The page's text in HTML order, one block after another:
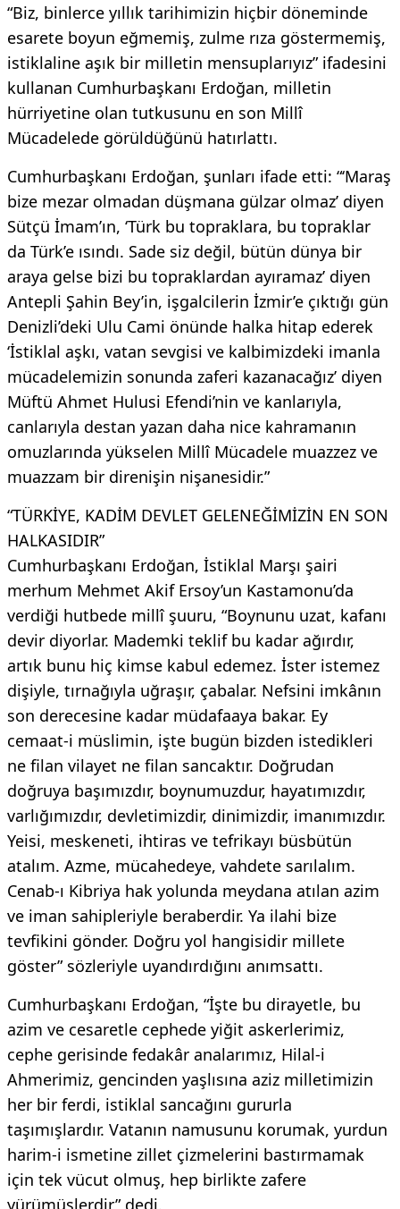
“Biz, binlerce yıllık tarihimizin hiçbir döneminde
esarete boyun eğmemiş, zulme rıza göstermemiş,
istiklaline aşık bir milletin mensuplarıyız” ifadesini
kullanan Cumhurbaşkanı Erdoğan, milletin
hürriyetine olan tutkusunu en son Millî
Mücadelede görüldüğünü hatırlattı.
Cumhurbaşkanı Erdoğan, şunları ifade etti: “‘Maraş
bize mezar olmadan düşmana gülzar olmaz’ diyen
Sütçü İmam’ın, ‘Türk bu topraklara, bu topraklar
da Türk’e ısındı. Sade siz değil, bütün dünya bir
araya gelse bizi bu topraklardan ayıramaz’ diyen
Antepli Şahin Bey’in, işgalcilerin İzmir’e çıktığı gün
Denizli’deki Ulu Cami önünde halka hitap ederek
‘İstiklal aşkı, vatan sevgisi ve kalbimizdeki imanla
mücadelemizin sonunda zaferi kazanacağız’ diyen
Müftü Ahmet Hulusi Efendi’nin ve kanlarıyla,
canlarıyla destan yazan daha nice kahramanın
omuzlarında yükselen Millî Mücadele muazzez ve
muazzam bir direnişin nişanesidir.”
“TÜRKİYE, KADİM DEVLET GELENEĞİMİZİN EN SON
HALKASIDIR”
Cumhurbaşkanı Erdoğan, İstiklal Marşı şairi
merhum Mehmet Akif Ersoy’un Kastamonu’da
verdiği hutbede millî şuuru, “Boynunu uzat, kafanı
devir diyorlar. Mademki teklif bu kadar ağırdır,
artık bunu hiç kimse kabul edemez. İster istemez
dişiyle, tırnağıyla uğraşır, çabalar. Nefsini imkânın
son derecesine kadar müdafaaya bakar. Ey
cemaat-i müslimin, işte bugün bizden istedikleri
ne filan vilayet ne filan sancaktır. Doğrudan
doğruya başımızdır, boynumuzdur, hayatımızdır,
varlığımızdır, devletimizdir, dinimizdir, imanımızdır.
Yeisi, meskeneti, ihtiras ve tefrikayı büsbütün
atalım. Azme, mücahedeye, vahdete sarılalım.
Cenab-ı Kibriya hak yolunda meydana atılan azim
ve iman sahipleriyle beraberdir. Ya ilahi bize
tevfikini gönder. Doğru yol hangisidir millete
göster” sözleriyle uyandırdığını anımsattı.
Cumhurbaşkanı Erdoğan, “İşte bu dirayetle, bu
azim ve cesaretle cephede yiğit askerlerimiz,
cephe gerisinde fedakâr analarımız, Hilal-i
Ahmerimiz, gencinden yaşlısına aziz milletimizin
her bir ferdi, istiklal sancağını gururla
taşımışlardır. Vatanın namusunu korumak, yurdun
harim-i ismetine zillet çizmelerini bastırmamak
için tek vücut olmuş, hep birlikte zafere
yürümüşlerdir” dedi.